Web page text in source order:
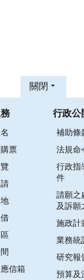
關閉
票
信箱
行政公
補助條
法規命
行政指
件
請願之
及訴願
施政計
業務統
研究報
預算及